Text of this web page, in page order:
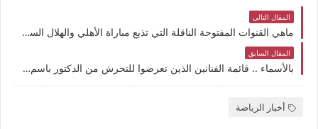
المقال التالي
ماهي القنوات المفتوحة الناقلة التي تذيع مباراة الأهلي والهلال السوداني اليوم مجموعات دوري أبطال افريقيا على النايل سات بالترددات
المقال السابق
بالأسماء .. قائمة الفنانين الذين تعرضوا للتحرش من الدكتور باسم سمير طبيب الأسنان المتحرش بالرجال
أخبار الرياضة